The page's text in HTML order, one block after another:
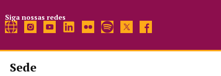
Siga nossas redes
Sede